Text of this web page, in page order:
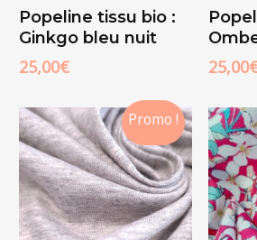
Ajouter Au
Panier
Popeline tissu bio :
Ginkgo bleu nuit
25,00€ 25,00
Promo !